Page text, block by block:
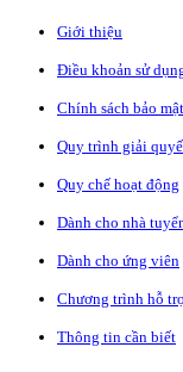
Giới thiệu
Điều khoản sử
Chính sách bảo
Quy trình giải
Quy chế hoạt động
Dành cho nhà
Dành cho ứng viên
Chương trình hỗ
Thông tin cần biết